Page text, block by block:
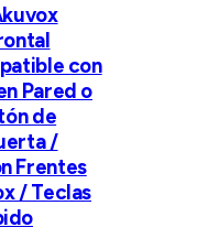
con
Pared o
de
/
Frentes
/ Teclas